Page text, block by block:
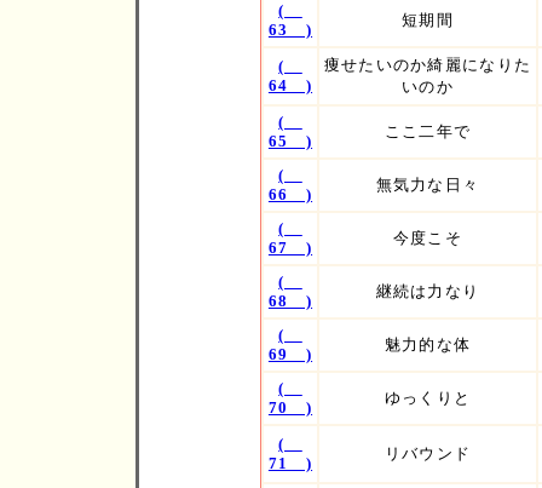
(
63 )
短期間
(
64 )
痩せたいのか綺麗になりた
いのか
(
65 )
ここ二年で
(
66 )
無気力な日々
(
67 )
今度こそ
(
68 )
継続は力なり
(
69 )
魅力的な体
(
70 )
ゆっくりと
(
71 )
リバウンド